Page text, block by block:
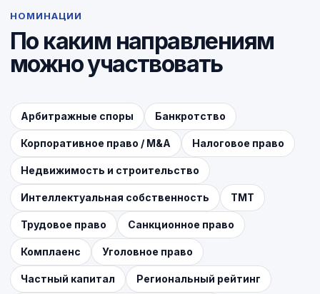
НОМИНАЦИИ
По каким направлениям
можно участвовать
Арбитражные споры Банкротство
Корпоративное право / M&A Налоговое право
Недвижимость и строительство
Интеллектуальная собственность ТМТ
Трудовое право Санкционное право
Комплаенс Уголовное право
Частный капитал Региональный рейтинг